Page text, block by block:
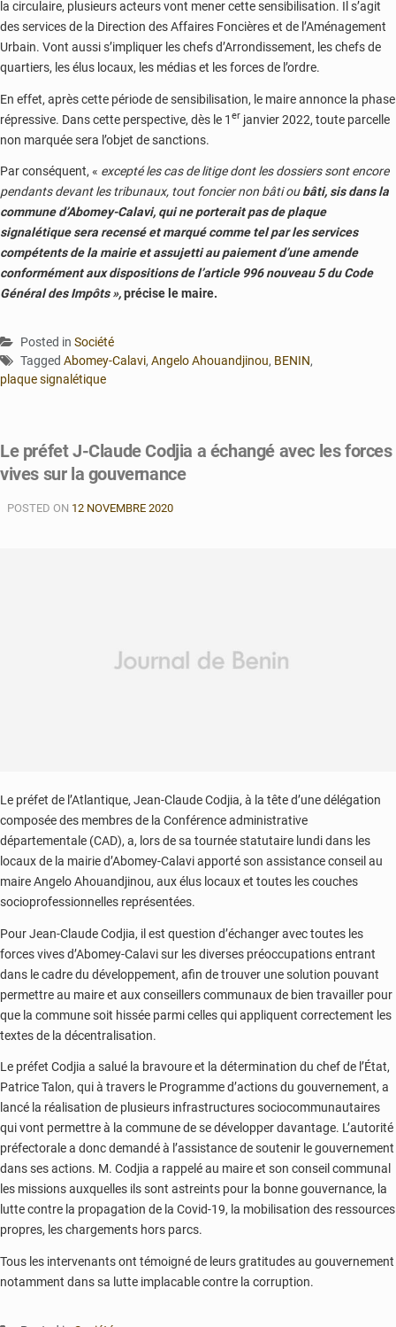
la circulaire, plusieurs acteurs vont mener cette sensibilisation. Il s’agit
des services de la Direction des Affaires Foncières et de l’Aménagement
Urbain. Vont aussi s’impliquer les chefs d’Arrondissement, les chefs de
quartiers, les élus locaux, les médias et les forces de l’ordre.
En effet, après cette période de sensibilisation, le maire annonce la phase
répressive. Dans cette perspective, dès le 1 er janvier 2022, toute parcelle
non marquée sera l’objet de sanctions.
Par conséquent, « excepté les cas de litige dont les dossiers sont encore
pendants devant les tribunaux, tout foncier non bâti oubâti, sis dans la
commune d’Abomey-Calavi, qui ne porterait pas de plaque
signalétiquesera recensé et marqué comme tel par les services
compétents de la mairie et assujetti au paiement d’une amende
conformément aux dispositions de l’article 996 nouveau 5 du Code
Général des Impôts »,précise le maire.
Posted in Société
Tagged Abomey-Calavi, Angelo Ahouandjinou, BENIN,
plaque signalétique
Le préfet J-Claude Codjia a échangé avec les forces
vives sur la gouvernance
POSTED ON 12 NOVEMBRE 2020
Le préfet de l’Atlantique, Jean-Claude Codjia, à la tête d’une délégation
composée des membres de la Conférence administrative
départementale (CAD), a, lors de sa tournée statutaire lundi dans les
locaux de la mairie d’Abomey-Calavi apporté son assistance conseil au
maire Angelo Ahouandjinou, aux élus locaux et toutes les couches
socioprofessionnelles représentées.
Pour Jean-Claude Codjia, il est question d’échanger avec toutes les
forces vives d’Abomey-Calavi sur les diverses préoccupations entrant
dans le cadre du développement, afin de trouver une solution pouvant
permettre au maire et aux conseillers communaux de bien travailler pour
que la commune soit hissée parmi celles qui appliquent correctement les
textes de la décentralisation.
Le préfet Codjia a salué la bravoure et la détermination du chef de l’État,
Patrice Talon, qui à travers le Programme d’actions du gouvernement, a
lancé la réalisation de plusieurs infrastructures sociocommunautaires
qui vont permettre à la commune de se développer davantage. L’autorité
préfectorale a donc demandé à l’assistance de soutenir le gouvernement
dans ses actions. M. Codjia a rappelé au maire et son conseil communal
les missions auxquelles ils sont astreints pour la bonne gouvernance, la
lutte contre la propagation de la Covid-19, la mobilisation des ressources
propres, les chargements hors parcs.
Tous les intervenants ont témoigné de leurs gratitudes au gouvernement
notamment dans sa lutte implacable contre la corruption.